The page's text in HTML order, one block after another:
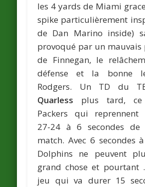
les 4 yards de Miami
spike particulièrement
de Dan Marino inside)
provoqué par un mauvais
de Finnegan, le
défense et la bonne
Rodgers. Un TD du
Quarless plus tard,
Packers qui reprennent
27-24 à 6 secondes
match. Avec 6 secondes
Dolphins ne peuvent
grand chose et pourtant
jeu qui va durer 15